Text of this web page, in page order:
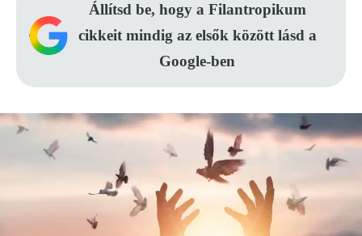
Állítsd be, hogy a Filantropikum
cikkeit mindig az elsők között lásd a
Google-ben